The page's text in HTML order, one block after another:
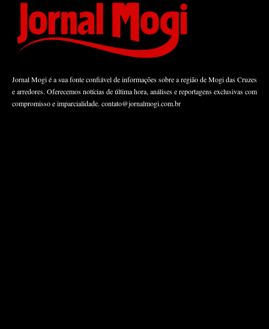
Jornal Mogi é a sua fonte confiável de informações sobre a região de Mogi das Cruzes
e arredores. Oferecemos notícias de última hora, análises e reportagens exclusivas com
compromisso e imparcialidade. contato@jornalmogi.com.br